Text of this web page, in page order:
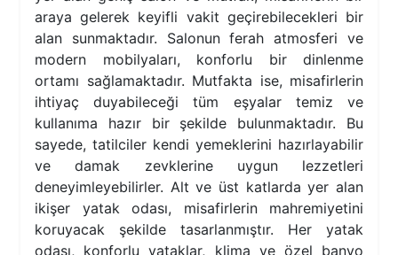
araya gelerek keyifli vakit geçirebilecekleri bir
alan sunmaktadır. Salonun ferah atmosferi ve
modern mobilyaları, konforlu bir dinlenme
ortamı sağlamaktadır. Mutfakta ise, misafirlerin
ihtiyaç duyabileceği tüm eşyalar temiz ve
kullanıma hazır bir şekilde bulunmaktadır. Bu
sayede, tatilciler kendi yemeklerini hazırlayabilir
ve damak zevklerine uygun lezzetleri
deneyimleyebilirler. Alt ve üst katlarda yer alan
ikişer yatak odası, misafirlerin mahremiyetini
koruyacak şekilde tasarlanmıştır. Her yatak
odası, konforlu yataklar, klima ve özel banyo